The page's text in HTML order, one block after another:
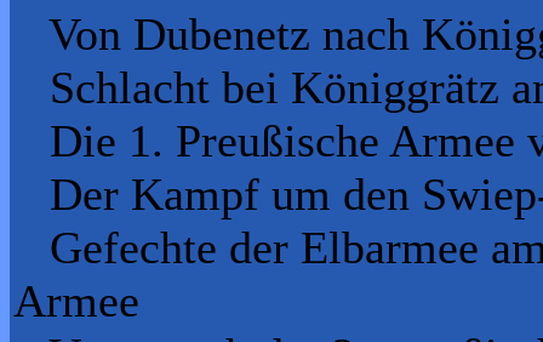
Von Dubenetz nach
Schlacht bei Königgrätz
Die 1. Preußische Armee
Der Kampf um den
Gefechte der Elbarmee
Armee